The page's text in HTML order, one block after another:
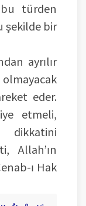
türden
şekilde bir
ayrılır
eder.
etmeli,
dikkatini
Allah’ın
ı Hak